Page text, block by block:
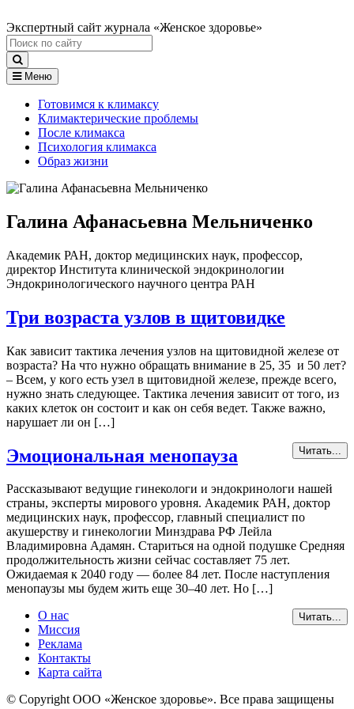
Экспертный сайт журнала «Женское здоровье»
Меню
Готовимся к климаксу
Климактерические проблемы
После климакса
Психология климакса
Образ жизни
Галина Афанасьевна Мельниченко
Академик РАН, доктор медицинских наук, профессор,
директор Института клинической эндокринологии
Эндокринологического научного центра РАН
Три возраста узлов в щитовидке
Как зависит тактика лечения узлов на щитовидной железе от
возраста? На что нужно обращать внимание в 25, 35 и 50 лет?
– Всем, у кого есть узел в щитовидной железе, прежде всего,
нужно знать следующее. Тактика лечения зависит от того, из
каких клеток он состоит и как он себя ведет. Также важно,
нарушает ли он […]
Читать...
Эмоциональная менопауза
Рассказывают ведущие гинекологи и эндокринологи нашей
страны, эксперты мирового уровня. Академик РАН, доктор
медицинских наук, профессор, главный специалист по
акушерству и гинекологии Минздрава РФ Лейла
Владимировна Адамян. Стариться на одной подушке Средняя
продолжительность жизни сейчас составляет 75 лет.
Ожидаемая к 2040 году — более 84 лет. После наступления
менопаузы мы будем жить еще 30–40 лет. Но […]
Читать...
О нас
Миссия
Реклама
Контакты
Карта сайта
© Copyright ООО «Женское здоровье». Все права защищены